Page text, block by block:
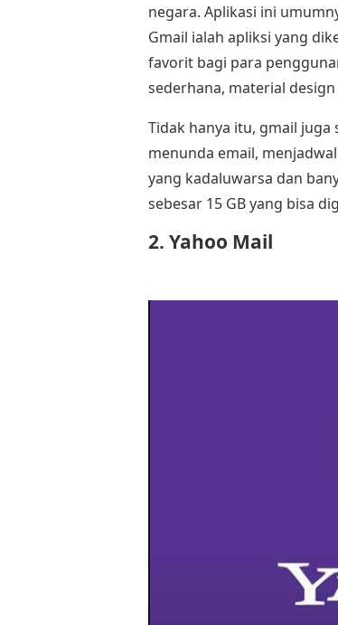
negara. Aplikasi ini
Gmail ialah apliksi yang
favorit bagi para
sederhana, material
Tidak hanya itu, gmail
menunda email,
yang kadaluwarsa dan
sebesar 15 GB yang bisa
2. Yahoo Mail